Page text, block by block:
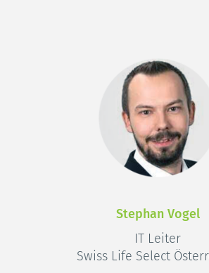
Stephan Vogel
IT Leiter
Swiss Life Select